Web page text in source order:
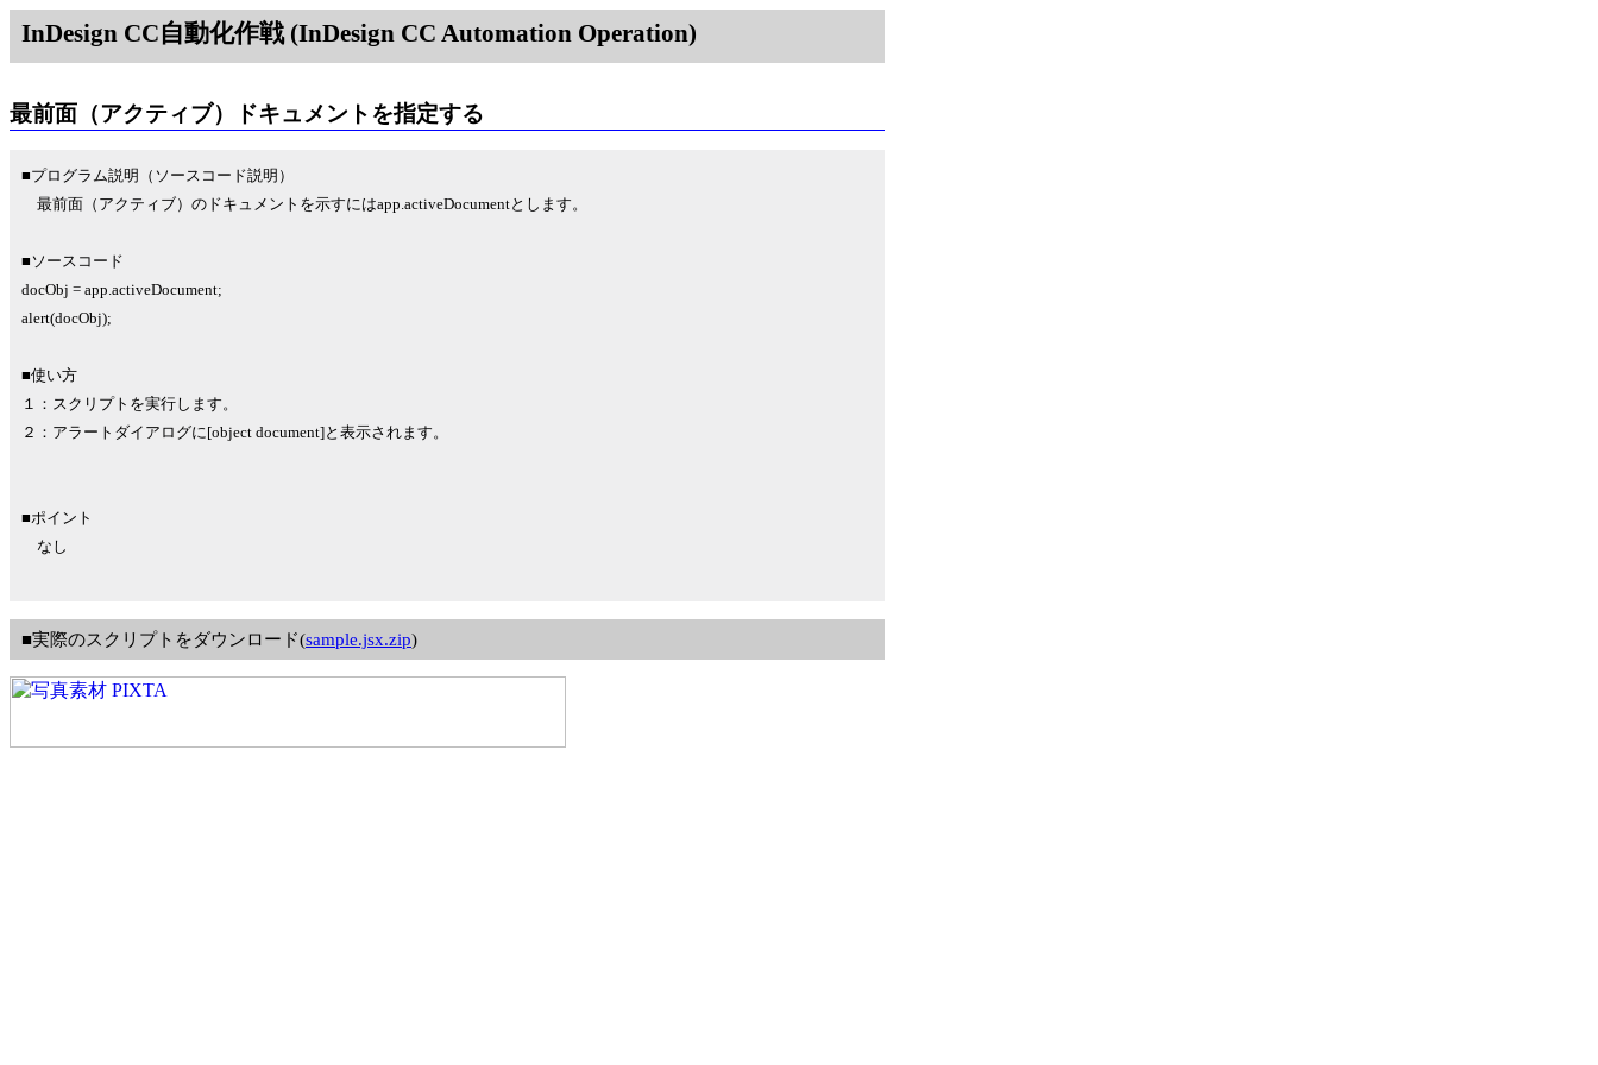
InDesign CC自動化作戦 (InDesign CC Automation Operation)
最前面（アクティブ）ドキュメントを指定する
■プログラム説明（ソースコード説明）
最前面（アクティブ）のドキュメントを示すにはapp.activeDocumentとします。
■ソースコード
docObj = app.activeDocument;
alert(docObj);
■使い方
１：スクリプトを実行します。
２：アラートダイアログに[object document]と表示されます。
■ポイント
なし
■実際のスクリプトをダウンロード(sample.jsx.zip)